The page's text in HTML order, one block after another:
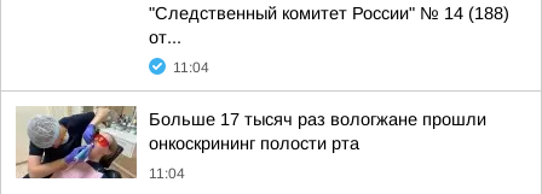
"Следственный комитет России" № 14 (188)
от...
11:04
Больше 17 тысяч раз вологжане прошли
онкоскрининг полости рта
11:04